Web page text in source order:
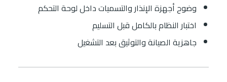
وضوح أجهزة الإنذار والتسميات داخل لوحة التحكم
اختبار النظام بالكامل قبل التسليم
جاهزية الصيانة والتوثيق بعد التشغيل